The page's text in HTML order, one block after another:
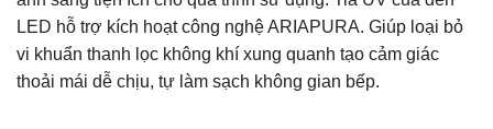
LED hỗ trợ kích hoạt công nghệ ARIAPURA. Giúp loại bỏ
vi khuẩn thanh lọc không khí xung quanh tạo cảm giác
thoải mái dễ chịu, tự làm sạch không gian bếp.